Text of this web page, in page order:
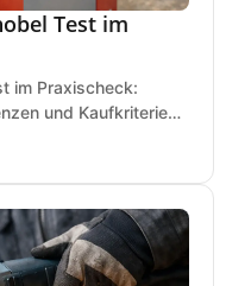
Test im
im Praxischeck:
und Kaufkriterien